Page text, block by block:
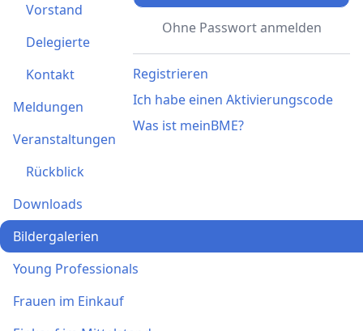
Ohne Passwort anmelden
Registrieren
Ich habe einen Aktivierungscode
Was ist meinBME?
Vorstand
Delegierte
Kontakt
Meldungen
Veranstaltungen
Rückblick
Downloads
Bildergalerien
Young Professionals
Frauen im Einkauf